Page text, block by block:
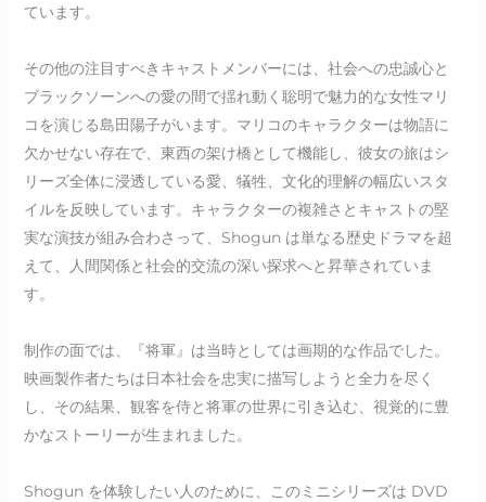
ています。
その他の注目すべきキャストメンバーには、社会への忠誠心と
ブラックソーンへの愛の間で揺れ動く聡明で魅力的な女性マリ
コを演じる島田陽子がいます。マリコのキャラクターは物語に
欠かせない存在で、東西の架け橋として機能し、彼女の旅はシ
リーズ全体に浸透している愛、犠牲、文化的理解の幅広いスタ
イルを反映しています。キャラクターの複雑さとキャストの堅
実な演技が組み合わさって、Shogun は単なる歴史ドラマを超
えて、人間関係と社会的交流の深い探求へと昇華されていま
す。
制作の面では、『将軍』は当時としては画期的な作品でした。
映画製作者たちは日本社会を忠実に描写しようと全力を尽く
し、その結果、観客を侍と将軍の世界に引き込む、視覚的に豊
かなストーリーが生まれました。
Shogun を体験したい人のために、このミニシリーズは DVD